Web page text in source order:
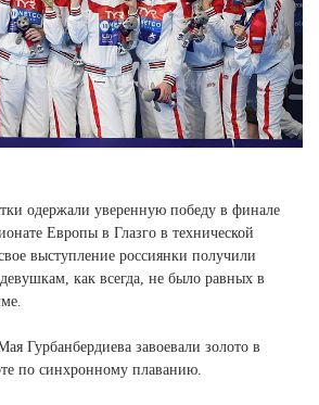
одержали уверенную победу в финале
Европы в Глазго в технической
выступление россиянки получили
как всегда, не было равных в
Гурбанбердиева завоевали золото в
по синхронному плаванию.